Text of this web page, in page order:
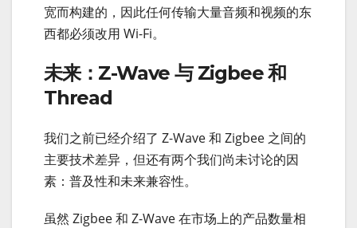
宽而构建的，因此任何传输大量音频和视频的东
西都必须改用 Wi-Fi。
未来：Z-Wave 与 Zigbee 和
Thread
我们之前已经介绍了 Z-Wave 和 Zigbee 之间的
主要技术差异，但还有两个我们尚未讨论的因
素：普及性和未来兼容性。
虽然 Zigbee 和 Z-Wave 在市场上的产品数量相